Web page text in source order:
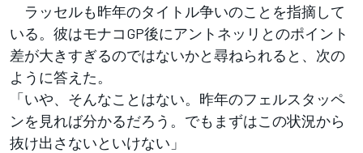
ラッセルも昨年のタイトル争いのことを指摘して
いる。彼はモナコGP後にアントネッリとのポイント
差が大きすぎるのではないかと尋ねられると、次の
ように答えた。
「いや、そんなことはない。昨年のフェルスタッペ
ンを見れば分かるだろう。でもまずはこの状況から
抜け出さないといけない」